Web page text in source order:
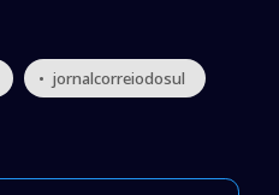
• jornalcorreiodosul